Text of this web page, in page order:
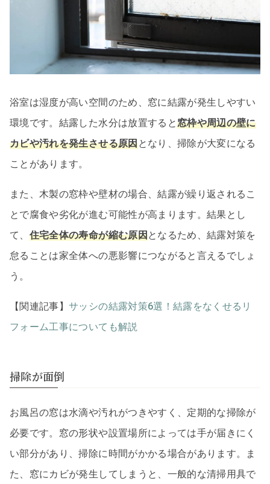
浴室は湿度が高い空間のため、窓に結露が発生しやすい
環境です。結露した水分は放置すると窓枠や周辺の壁に
カビや汚れを発生させる原因となり、掃除が大変になる
ことがあります。
また、木製の窓枠や壁材の場合、結露が繰り返されるこ
とで腐食や劣化が進む可能性が高まります。結果とし
て、 住宅全体の寿命が縮む原因となるため、結露対策を
怠ることは家全体への悪影響につながると言えるでしょ
う。
【関連記事】サッシの結露対策6選！結露をなくせるリ
フォーム工事についても解説
掃除が面倒
お風呂の窓は水滴や汚れがつきやすく、定期的な掃除が
必要です。窓の形状や設置場所によっては手が届きにく
い部分があり、掃除に時間がかかる場合があります。ま
た、窓にカビが発生してしまうと、一般的な清掃用具で